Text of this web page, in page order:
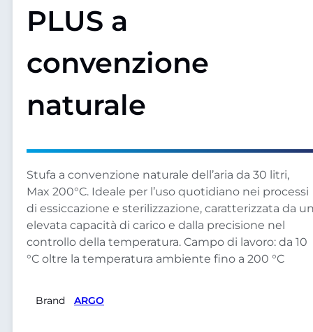
PLUS a
convenzione
naturale
Stufa a convenzione naturale dell’aria da 30 litri,
Max 200°C. Ideale per l’uso quotidiano nei processi
di essiccazione e sterilizzazione, caratterizzata da
elevata capacità di carico e dalla precisione nel
controllo della temperatura. Campo di lavoro: da 10
°C oltre la temperatura ambiente fino a 200 °C
Brand ARGO